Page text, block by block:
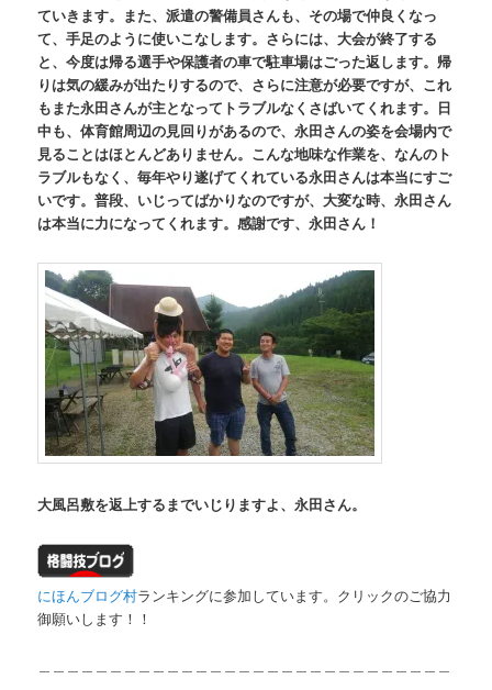
ていきます。また、派遣の警備員さんも、その場で仲良くなっ
て、手足のように使いこなします。さらには、大会が終了する
と、今度は帰る選手や保護者の車で駐車場はごった返します。帰
りは気の緩みが出たりするので、さらに注意が必要ですが、これ
もまた永田さんが主となってトラブルなくさばいてくれます。日
中も、体育館周辺の見回りがあるので、永田さんの姿を会場内で
見ることはほとんどありません。こんな地味な作業を、なんのト
ラブルもなく、毎年やり遂げてくれている永田さんは本当にすご
いです。普段、いじってばかりなのですが、大変な時、永田さん
は本当に力になってくれます。感謝です、永田さん！
大風呂敷を返上するまでいじりますよ、永田さん。
にほんブログ村ランキングに参加しています。クリックのご協力
御願いします！！